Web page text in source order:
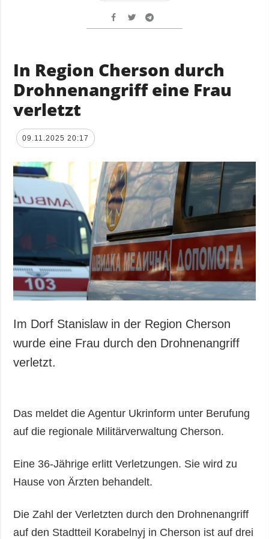
In Region Cherson durch
Drohnenangriff eine Frau
verletzt
09.11.2025 20:17
Im Dorf Stanislaw in der Region Cherson
wurde eine Frau durch den Drohnenangriff
verletzt.
Das meldet die Agentur Ukrinform unter Berufung
auf die regionale Militärverwaltung Cherson.
Eine 36-Jährige erlitt Verletzungen. Sie wird zu
Hause von Ärzten behandelt.
Die Zahl der Verletzten durch den Drohnenangriff
auf den Stadtteil Korabelnyj in Cherson ist auf drei